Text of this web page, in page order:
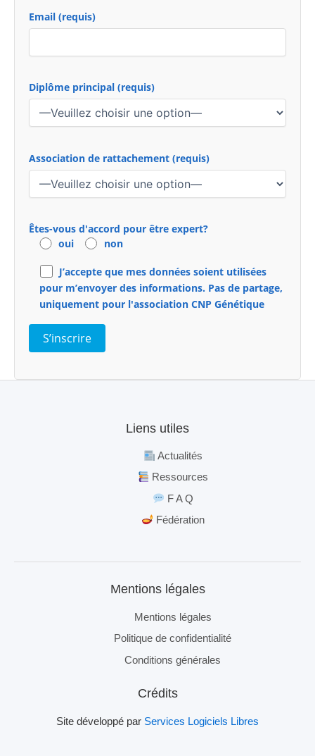
Email (requis)
Diplôme principal (requis)
Association de rattachement (requis)
Êtes-vous d'accord pour être expert?
oui
non
J’accepte que mes données soient utilisées
pour m’envoyer des informations. Pas de partage,
uniquement pour l'association CNP Génétique
Liens utiles
Actualités
Ressources
F A Q
Fédération
Mentions légales
Mentions légales
Politique de confidentialité
Conditions générales
Crédits
Site développé par Services Logiciels Libres